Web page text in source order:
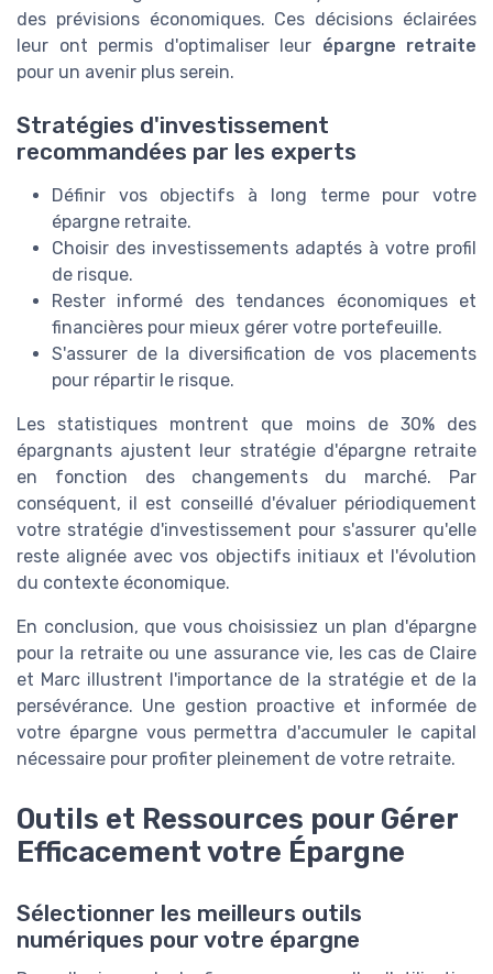
des prévisions économiques. Ces décisions éclairées
leur ont permis d'optimaliser leur épargne retraite
pour un avenir plus serein.
Stratégies d'investissement
recommandées par les experts
Définir vos objectifs à long terme pour votre
épargne retraite.
Choisir des investissements adaptés à votre profil
de risque.
Rester informé des tendances économiques et
financières pour mieux gérer votre portefeuille.
S'assurer de la diversification de vos placements
pour répartir le risque.
Les statistiques montrent que moins de 30% des
épargnants ajustent leur stratégie d'épargne retraite
en fonction des changements du marché. Par
conséquent, il est conseillé d'évaluer périodiquement
votre stratégie d'investissement pour s'assurer qu'elle
reste alignée avec vos objectifs initiaux et l'évolution
du contexte économique.
En conclusion, que vous choisissiez un plan d'épargne
pour la retraite ou une assurance vie, les cas de Claire
et Marc illustrent l'importance de la stratégie et de la
persévérance. Une gestion proactive et informée de
votre épargne vous permettra d'accumuler le capital
nécessaire pour profiter pleinement de votre retraite.
Outils et Ressources pour Gérer
Efficacement votre Épargne
Sélectionner les meilleurs outils
numériques pour votre épargne